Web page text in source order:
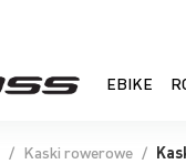
EBIKE
Kaski rowerowe